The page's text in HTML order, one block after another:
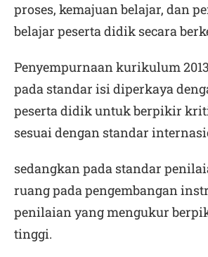
proses, kemajuan belajar, dan
belajar peserta didik secara
Penyempurnaan kurikulum
pada standar isi diperkaya
peserta didik untuk berpikir
sesuai dengan standar
sedangkan pada standar
ruang pada pengembangan
penilaian yang mengukur
tinggi.